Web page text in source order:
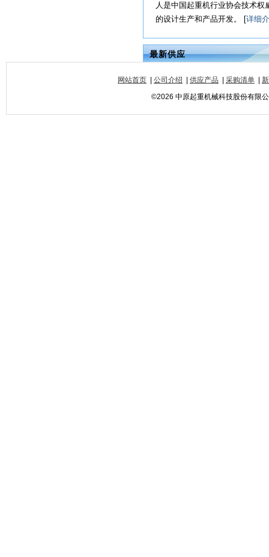
人是中国起重机行业协会技术
的设计生产和产品开发。 [详细
最新供应
网站首页 公司介绍 供应产品 采购清单
©2026 中原起重机械科技股份有限